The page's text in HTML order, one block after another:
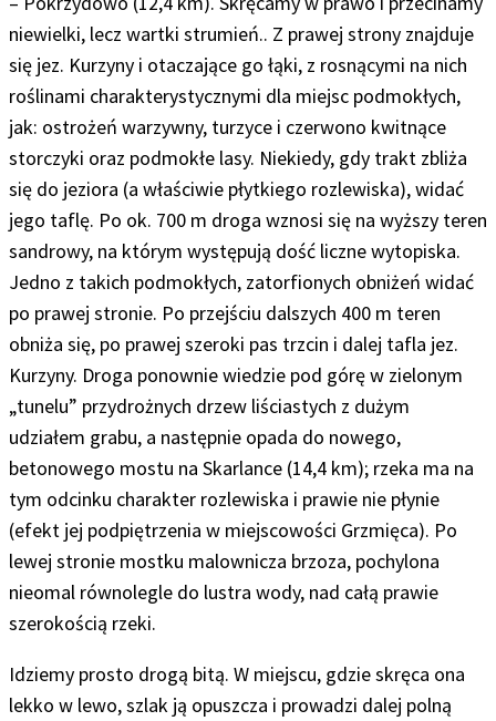
niewielki, lecz wartki strumień.. Z prawej strony znajduje
się jez. Kurzyny i otaczające go łąki, z rosnącymi na nich
roślinami charakterystycznymi dla miejsc podmokłych,
jak: ostrożeń warzywny, turzyce i czerwono kwitnące
storczyki oraz podmokłe lasy. Niekiedy, gdy trakt zbliża
się do jeziora (a właściwie płytkiego rozlewiska), widać
jego taflę. Po ok. 700 m droga wznosi się na wyższy teren
sandrowy, na którym występują dość liczne wytopiska.
Jedno z takich podmokłych, zatorfionych obniżeń widać
po prawej stronie. Po przejściu dalszych 400 m teren
obniża się, po prawej szeroki pas trzcin i dalej tafla jez.
Kurzyny. Droga ponownie wiedzie pod górę w zielonym
„tunelu” przydrożnych drzew liściastych z dużym
udziałem grabu, a następnie opada do nowego,
betonowego mostu na Skarlance (14,4 km); rzeka ma na
tym odcinku charakter rozlewiska i prawie nie płynie
(efekt jej podpiętrzenia w miejscowości Grzmięca). Po
lewej stronie mostku malownicza brzoza, pochylona
nieomal równolegle do lustra wody, nad całą prawie
szerokością rzeki.
Idziemy prosto drogą bitą. W miejscu, gdzie skręca ona
lekko w lewo, szlak ją opuszcza i prowadzi dalej polną